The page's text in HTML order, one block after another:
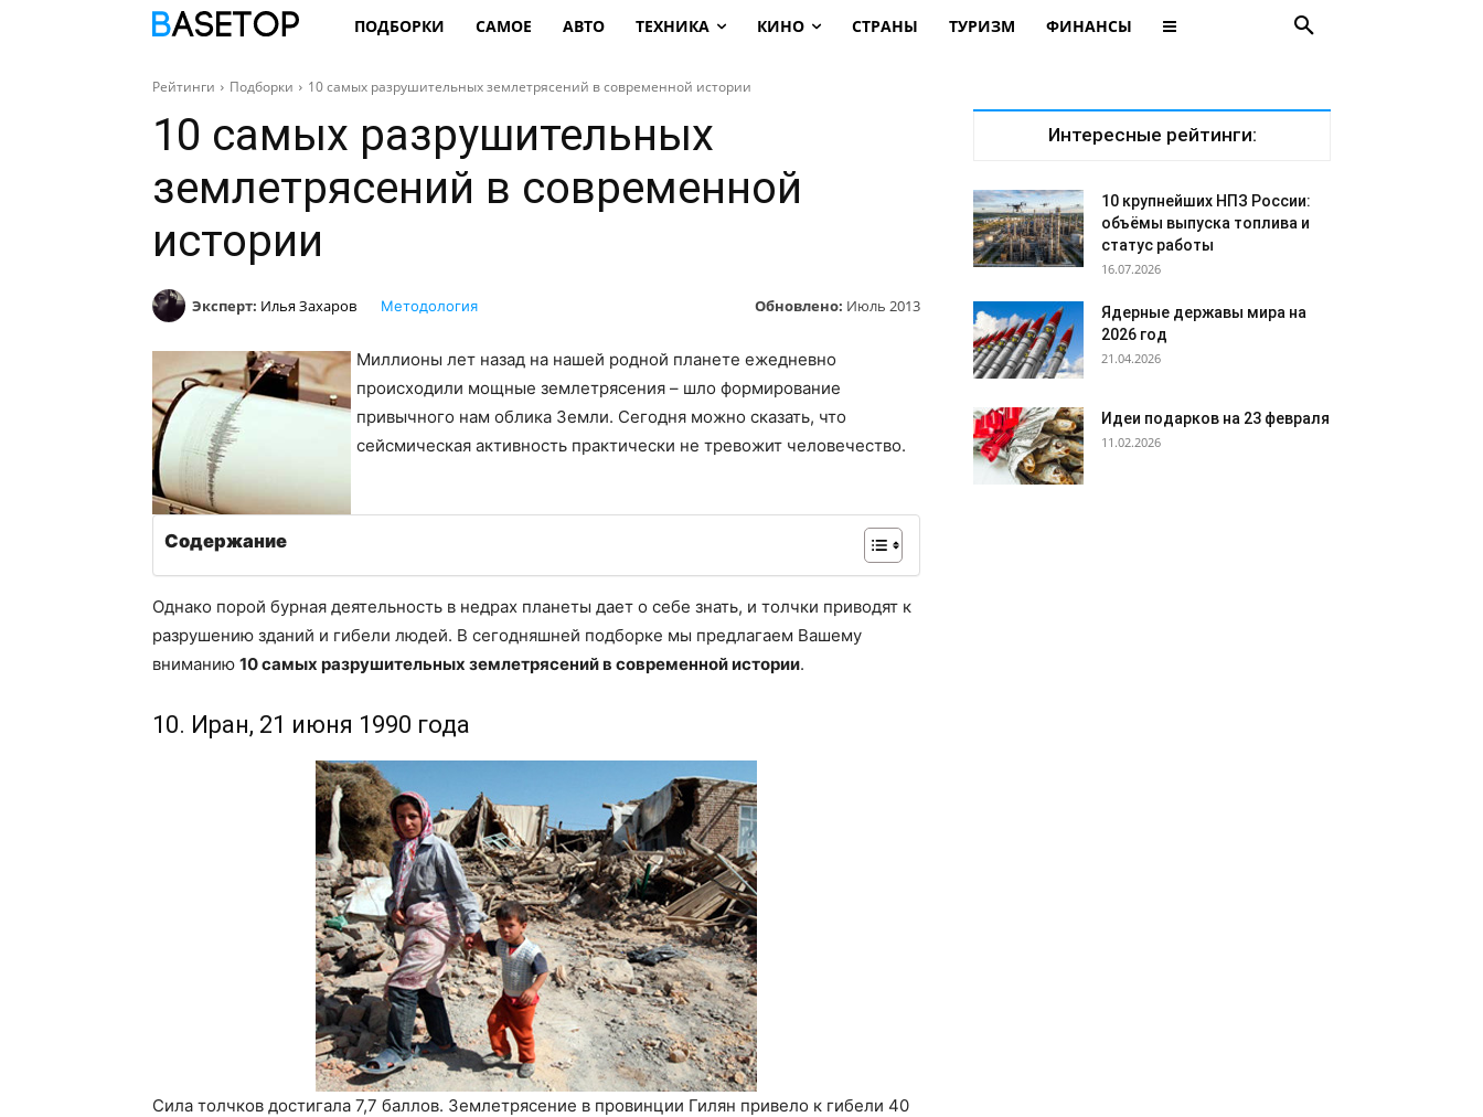
ПОДБОРКИ САМОЕ АВТО ТЕХНИКА КИНО СТРАНЫ ТУРИЗМ ФИНАНСЫ
Рейтинги Подборки 10 самых разрушительных землетрясений в современной истории
10 самых разрушительных
землетрясений в современной
истории
Эксперт: Илья Захаров Обновлено: Июль 2013
Методология
Миллионы лет назад на нашей родной планете ежедневно
происходили мощные землетрясения – шло формирование
привычного нам облика Земли. Сегодня можно сказать, что
сейсмическая активность практически не тревожит человечество.
Содержание
Однако порой бурная деятельность в недрах планеты дает о себе знать, и толчки приводят к
разрушению зданий и гибели людей. В сегодняшней подборке мы предлагаем Вашему
вниманию 10 самых разрушительных землетрясений в современной истории.
10. Иран, 21 июня 1990 года
Сила толчков достигала 7,7 баллов. Землетрясение в провинции Гилян привело к гибели 40
Интересные рейтинги:
10 крупнейших НПЗ России:
объёмы выпуска топлива и
статус работы
16.07.2026
Ядерные державы мира на
2026 год
21.04.2026
Идеи подарков на 23 февраля
11.02.2026